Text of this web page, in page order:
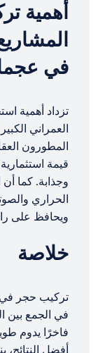
أهمية
في
تزداد أهمية
العمراني
المطورون
قيمة
وجذابة. كما
الحراري
ويحافظ على
خلاصة
تركيب حجر
في الجمع بين
فاخرًا يدوم
أفضل النتائج،